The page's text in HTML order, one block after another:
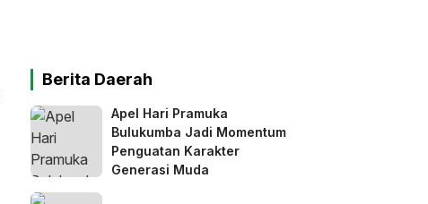
Berita Daerah
Apel Hari Pramuka
Bulukumba Jadi Momentum
Penguatan Karakter
Generasi Muda